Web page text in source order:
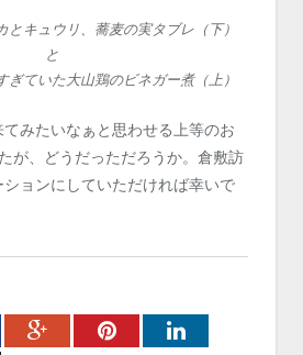
とキュウリ、蕎麦の実タブレ（下）
と
ぎていた大山鶏のビネガー煮（上）
みたいなぁと思わせる上等のお
が、どうだっただろうか。倉敷訪
ョンにしていただければ幸いで
Google+PinterestLinkedIn